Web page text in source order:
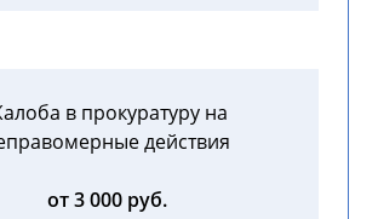
в прокуратуру на
действия
от 3 000 руб.